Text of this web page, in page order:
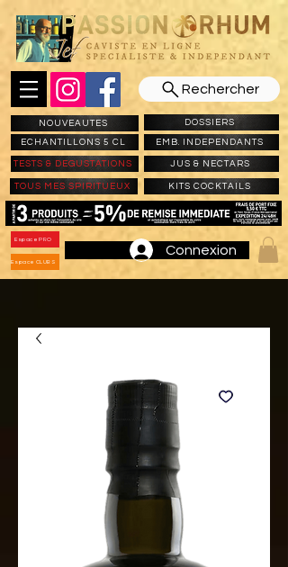
Rechercher
NOUVEAUTES
ECHANTILLONS 5 CL
DOSSIERS
EMB. INDEPENDANTS
TESTS & DEGUSTATIONS JUS & NECTARS
TOUS MES SPIRITUEUX KITS COCKTAILS
Espace PRO
Espace CLUBS
Connexion